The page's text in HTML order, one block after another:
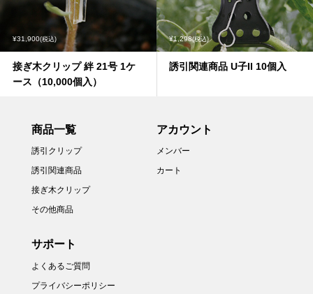
¥31,900(税込)
接ぎ木クリップ 絆 21号 1ケ
ース（10,000個入）
¥1,298(税込)
誘引関連商品 U子II 10個入
商品一覧
誘引クリップ
誘引関連商品
接ぎ木クリップ
その他商品
アカウント
メンバー
カート
サポート
よくあるご質問
プライバシーポリシー